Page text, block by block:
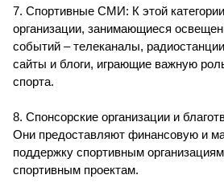
7. Спортивные СМИ: К этой
организации, занимающиеся
событий – телеканалы,
сайты и блоги, играющие важную
спорта.
8. Спонсорские организации и
Они предоставляют финансовую и
поддержку спортивным
спортивным проектам.